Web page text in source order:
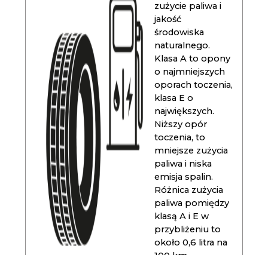
zużycie paliwa i
jakość
środowiska
naturalnego.
Klasa A to opony
o najmniejszych
oporach toczenia,
klasa E o
największych.
Niższy opór
toczenia, to
mniejsze zużycia
paliwa i niska
emisja spalin.
Różnica zużycia
paliwa pomiędzy
klasą A i E w
przybliżeniu to
około 0,6 litra na